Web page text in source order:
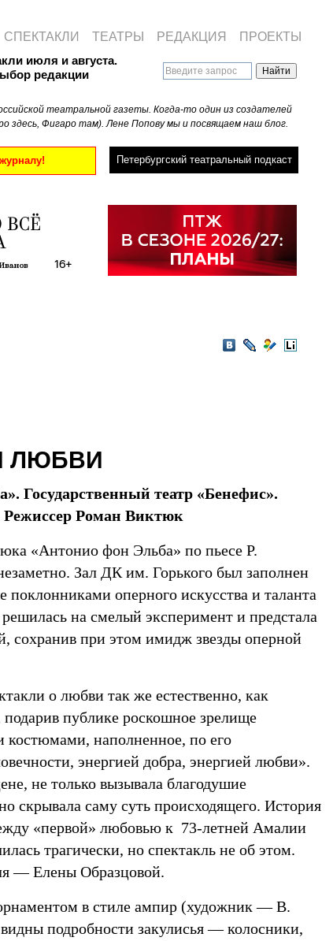
театральной газеты. Когда-то один из создателей
здесь, Фигаро там). Лене Попову мы и посвящаем наш блог.
июля и августа.
редакции
Петербургский театральный подкаст
СПЕКТАКЛИ ТЕАТРЫ РЕДАКЦИЯ ПРОЕКТЫ
VKontakte
LiveJournal
Мой
LiveInternet
ЛЮБВИ
Государственный театр «Бенефис».
Режиссер Роман Виктюк
«Антонио фон Эльба» по пьесе Р.
Зал ДК им. Горького был заполнен
оперного искусства и таланта
на смелый эксперимент и предстала
сохранив при этом имидж звезды оперной
о любви так же естественно, как
подарив публике роскошное зрелище
наполненное, по его
энергией добра, энергией любви».
не только вызывала благодушие
скрывала саму суть происходящего. История
«первой» любовью к 73-летней Амалии
трагически, но спектакль не об этом.
— Елены Образцовой.
в стиле ампир (художник — В.
подробности закулисья — колосники,